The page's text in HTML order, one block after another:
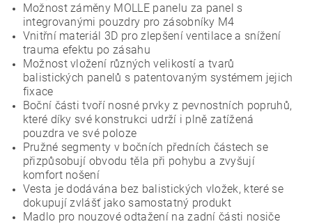
Možnost záměny MOLLE panelu za panel s
integrovanými pouzdry pro zásobníky M4
Vnitřní materiál 3D pro zlepšení ventilace a snížení
trauma efektu po zásahu
Možnost vložení různých velikostí a tvarů
balistických panelů s patentovaným systémem jejich
fixace
Boční části tvoří nosné prvky z pevnostních popruhů,
které díky své konstrukci udrží i plně zatížená
pouzdra ve své poloze
Pružné segmenty v bočních předních částech se
přizpůsobují obvodu těla při pohybu a zvyšují
komfort nošení
Vesta je dodávána bez balistických vložek, které se
dokupují zvlášť jako samostatný produkt
Madlo pro nouzové odtažení na zadní části nosiče